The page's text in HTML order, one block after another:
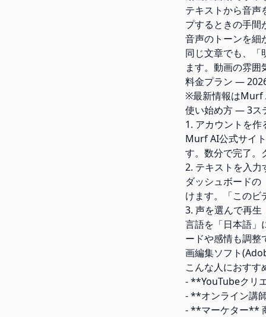
テキストから音声
プするときの手間
音声のトーンを細
同じ文章でも、「
ます。動画の雰
料金プラン —
※最新情報はMurf
使い始め方 — 3ス
1. アカウントを作
Murf AI公式サイ
す。数分で完了。
2. テキストを入力
ダッシュボード
けます。「このビ
3. 声を選んで再生
言語を「日本語」
ードや感情も調整
画編集ソフト
こんな人におすす
- **YouTubeクリ
- **オンライン講
- **マーケター**